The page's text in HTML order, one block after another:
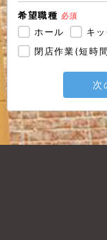
希望職種 必須
ホール
キ
閉店作業(短時
次